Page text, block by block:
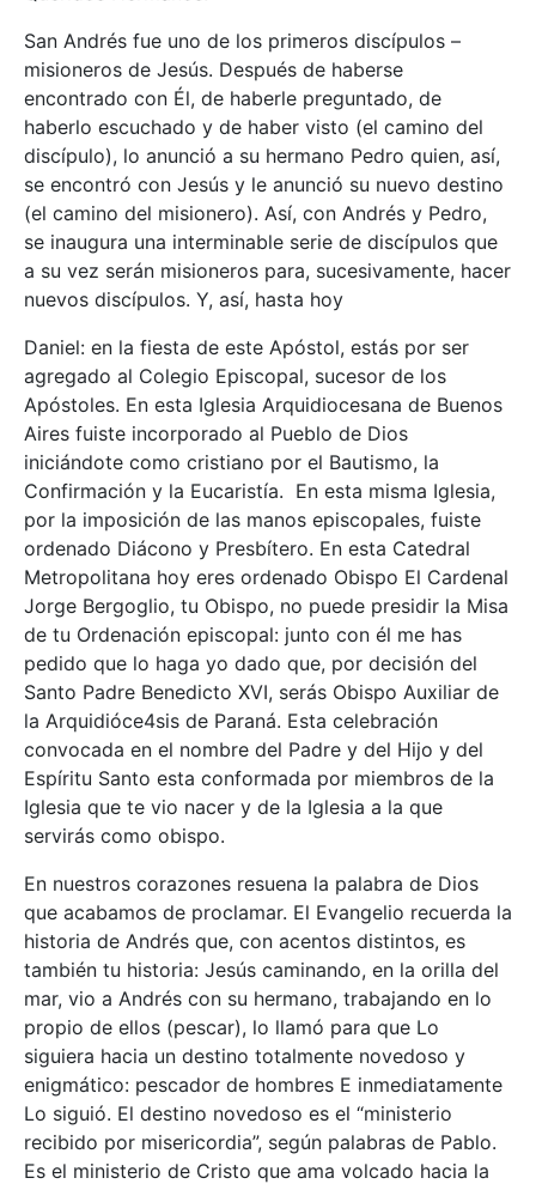
San Andrés fue uno de los primeros discípulos –
misioneros de Jesús. Después de haberse
encontrado con Él, de haberle preguntado, de
haberlo escuchado y de haber visto (el camino del
discípulo), lo anunció a su hermano Pedro quien, así,
se encontró con Jesús y le anunció su nuevo destino
(el camino del misionero). Así, con Andrés y Pedro,
se inaugura una interminable serie de discípulos que
a su vez serán misioneros para, sucesivamente, hacer
nuevos discípulos. Y, así, hasta hoy
Daniel: en la fiesta de este Apóstol, estás por ser
agregado al Colegio Episcopal, sucesor de los
Apóstoles. En esta Iglesia Arquidiocesana de Buenos
Aires fuiste incorporado al Pueblo de Dios
iniciándote como cristiano por el Bautismo, la
Confirmación y la Eucaristía. En esta misma Iglesia,
por la imposición de las manos episcopales, fuiste
ordenado Diácono y Presbítero. En esta Catedral
Metropolitana hoy eres ordenado Obispo El Cardenal
Jorge Bergoglio, tu Obispo, no puede presidir la Misa
de tu Ordenación episcopal: junto con él me has
pedido que lo haga yo dado que, por decisión del
Santo Padre Benedicto XVI, serás Obispo Auxiliar de
la Arquidióce4sis de Paraná. Esta celebración
convocada en el nombre del Padre y del Hijo y del
Espíritu Santo esta conformada por miembros de la
Iglesia que te vio nacer y de la Iglesia a la que
servirás como obispo.
En nuestros corazones resuena la palabra de Dios
que acabamos de proclamar. El Evangelio recuerda la
historia de Andrés que, con acentos distintos, es
también tu historia: Jesús caminando, en la orilla del
mar, vio a Andrés con su hermano, trabajando en lo
propio de ellos (pescar), lo llamó para que Lo
siguiera hacia un destino totalmente novedoso y
enigmático: pescador de hombres E inmediatamente
Lo siguió. El destino novedoso es el “ministerio
recibido por misericordia”, según palabras de Pablo.
Es el ministerio de Cristo que ama volcado hacia la